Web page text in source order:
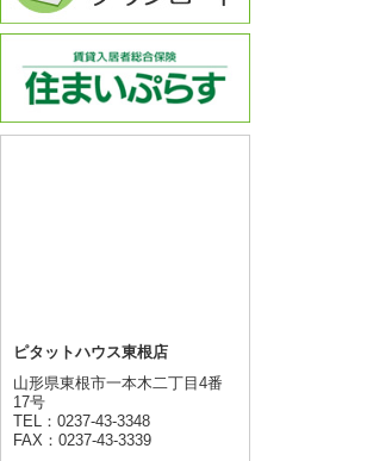
ピタットハウス東根店
山形県東根市一本木二丁目4番
17号
TEL：0237-43-3348
FAX：0237-43-3339